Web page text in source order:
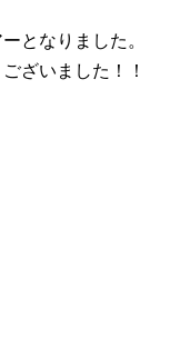
となりました。
ざいました！！